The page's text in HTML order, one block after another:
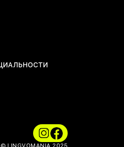
© LINGVOMANIA 2025